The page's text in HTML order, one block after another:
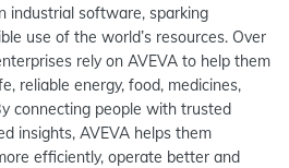
industrial software, sparking
use of the world’s resources. Over
rely on AVEVA to help them
reliable energy, food, medicines,
connecting people with trusted
insights, AVEVA helps them
efficiently, operate better and